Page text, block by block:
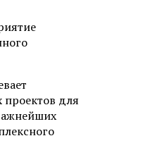
для